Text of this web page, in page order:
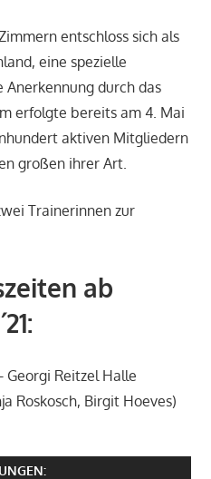
entschloss sich als
eine spezielle
durch das
erfolgte bereits am 4. Mai
aktiven Mitgliedern
großen ihrer Art.
Trainerinnen zur
ab
Georgi Reitzel Halle
Roskosch, Birgit Hoeves)